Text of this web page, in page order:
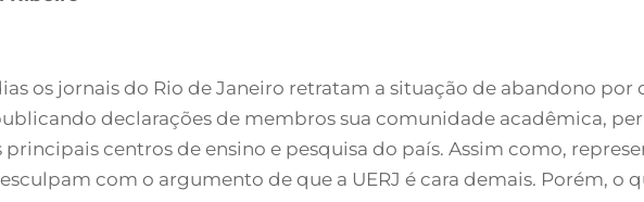
os jornais do Rio de Janeiro retratam a situação de abandono por
declarações de membros sua comunidade acadêmica,
centros de ensino e pesquisa do país. Assim como,
com o argumento de que a UERJ é cara demais. Porém, o